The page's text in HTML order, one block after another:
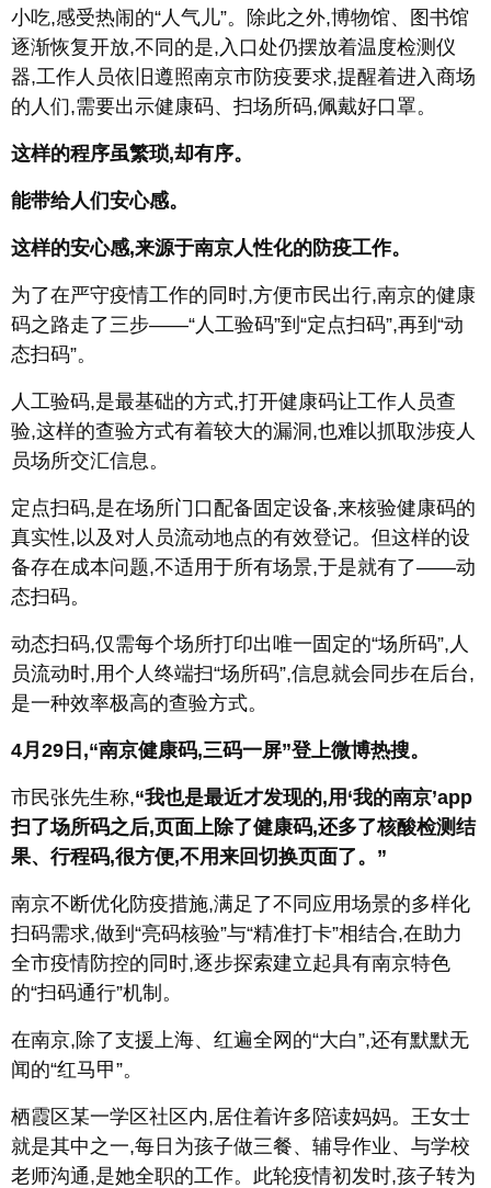
小吃,感受热闹的“人气儿”。除此之外,博物馆、图书馆
逐渐恢复开放,不同的是,入口处仍摆放着温度检测仪
器,工作人员依旧遵照南京市防疫要求,提醒着进入商场
的人们,需要出示健康码、扫场所码,佩戴好口罩。
这样的程序虽繁琐,却有序。
能带给人们安心感。
这样的安心感,来源于南京人性化的防疫工作。
为了在严守疫情工作的同时,方便市民出行,南京的健康
码之路走了三步——“人工验码”到“定点扫码”,再到“动
态扫码”。
人工验码,是最基础的方式,打开健康码让工作人员查
验,这样的查验方式有着较大的漏洞,也难以抓取涉疫人
员场所交汇信息。
定点扫码,是在场所门口配备固定设备,来核验健康码的
真实性,以及对人员流动地点的有效登记。但这样的设
备存在成本问题,不适用于所有场景,于是就有了——动
态扫码。
动态扫码,仅需每个场所打印出唯一固定的“场所码”,人
员流动时,用个人终端扫“场所码”,信息就会同步在后台,
是一种效率极高的查验方式。
4月29日,“南京健康码,三码一屏”登上微博热搜。
市民张先生称,“我也是最近才发现的,用‘我的南京’app
扫了场所码之后,页面上除了健康码,还多了核酸检测结
果、行程码,很方便,不用来回切换页面了。”
南京不断优化防疫措施,满足了不同应用场景的多样化
扫码需求,做到“亮码核验”与“精准打卡”相结合,在助力
全市疫情防控的同时,逐步探索建立起具有南京特色
的“扫码通行”机制。
在南京,除了支援上海、红遍全网的“大白”,还有默默无
闻的“红马甲”。
栖霞区某一学区社区内,居住着许多陪读妈妈。王女士
就是其中之一,每日为孩子做三餐、辅导作业、与学校
老师沟通,是她全职的工作。此轮疫情初发时,孩子转为